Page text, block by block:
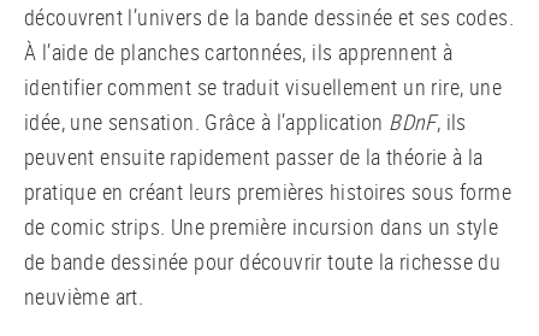
découvrent l’univers de la bande dessinée et ses codes.
À l’aide de planches cartonnées, ils apprennent à
identifier comment se traduit visuellement un rire, une
idée, une sensation. Grâce à l’application BDnF, ils
peuvent ensuite rapidement passer de la théorie à la
pratique en créant leurs premières histoires sous forme
de comic strips. Une première incursion dans un style
de bande dessinée pour découvrir toute la richesse du
neuvième art.